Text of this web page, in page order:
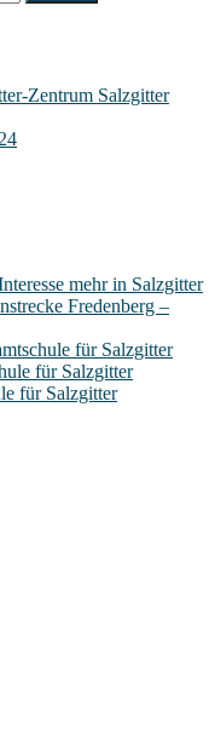
Zentrum Salzgitter
mehr in Salzgitter
Fredenberg –
für Salzgitter
für Salzgitter
für Salzgitter